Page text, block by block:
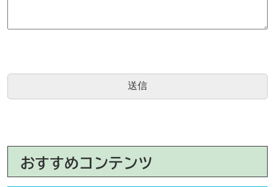
おすすめコンテンツ